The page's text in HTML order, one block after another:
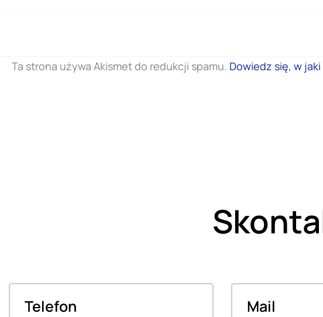
Ta strona używa Akismet do redukcji spamu. Dowiedz się, w
Telefon Mail